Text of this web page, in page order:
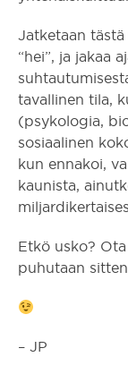
Jatketaan
“hei”, ja jakaa
tavallinen tila,
(psykologia,
sosiaalinen
kun ennakoi,
kaunista,
Etkö usko?
puhutaan sitten
– JP